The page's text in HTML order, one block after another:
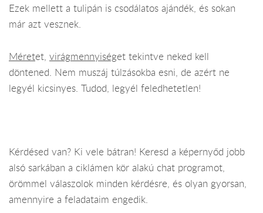
Ezek mellett a tulipán is csodálatos ajándék, és sokan
már azt vesznek.
Méretet, virágmennyiséget tekintve neked kell
döntened. Nem muszáj túlzásokba esni, de azért ne
legyél kicsinyes. Tudod, legyél feledhetetlen!
Kérdésed van? Ki vele bátran! Keresd a képernyőd jobb
alsó sarkában a ciklámen kör alakú chat programot,
örömmel válaszolok minden kérdésre, és olyan gyorsan,
amennyire a feladataim engedik.